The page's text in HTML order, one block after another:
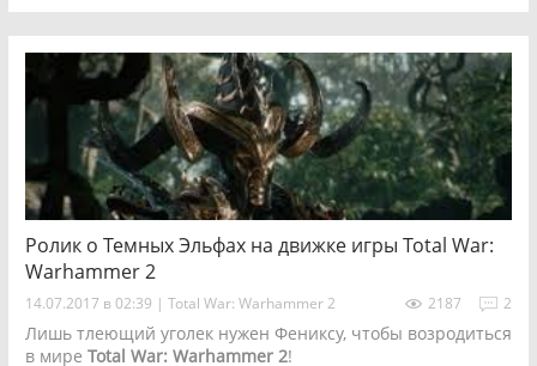
Ролик о Темных Эльфах на движке игры Total War:
Warhammer 2
14.07.2017 в 02:39 | Total War: Warhammer 2 2
2187
Лишь тлеющий уголек нужен Фениксу, чтобы возродиться
в мире Total War: Warhammer 2!